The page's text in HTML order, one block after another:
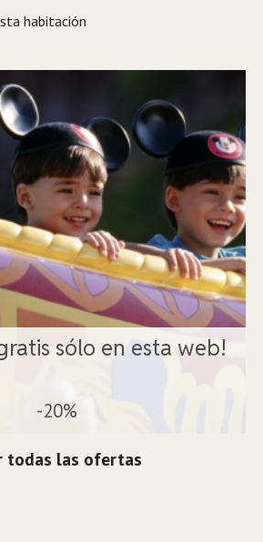
habitación
sólo en esta web!
-20%
todas las ofertas